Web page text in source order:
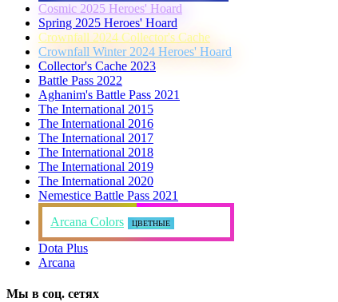
Cosmic 2025 Heroes' Hoard
Spring 2025 Heroes' Hoard
Crownfall 2024 Collector's Cache
Crownfall Winter 2024 Heroes' Hoard
Collector's Cache 2023
Battle Pass 2022
Aghanim's Battle Pass 2021
The International 2015
The International 2016
The International 2017
The International 2018
The International 2019
The International 2020
Nemestice Battle Pass 2021
Arcana Colors
ЦВЕТНЫЕ
Dota Plus
Arcana
Мы в соц. сетях